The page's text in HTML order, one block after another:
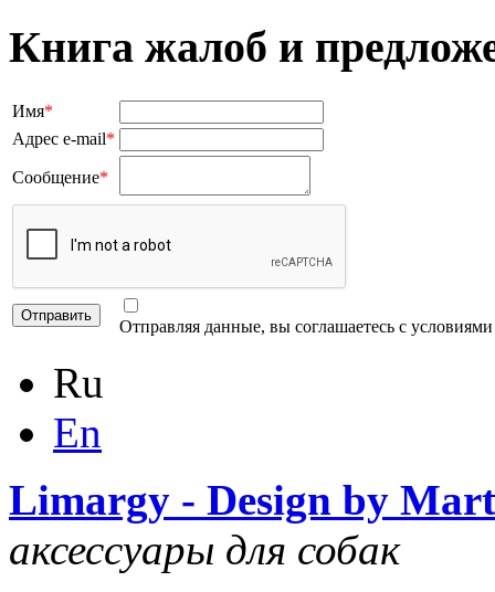
Книга жалоб и
Имя*
Адрес e-mail*
Сообщение*
Отправляя данные, вы соглашаетесь с
Ru
En
Limargy - Design by
аксессуары для собак